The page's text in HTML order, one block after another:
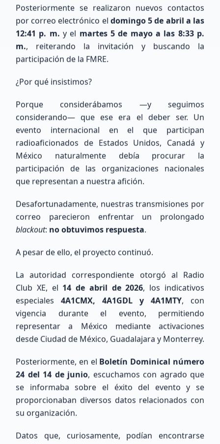
Recientes
Conoce a los entusiastas que se han unido a
nuestra red de radioaficionados a nivel nacional
e internacional.
175 miembros totales 0ubicados
175sin ubicación precisa
Ver Directorio
Mapa de Estaciones
Cargando mapa de ubicaciones...
Posteriormente se realizaron nuevos contactos
por correo electrónico el domingo 5 de abril a las
12:41 p. m. y el martes 5 de mayo a las 8:33 p.
m., reiterando la invitación y buscando la
participación de la FMRE.
¿Por qué insistimos?
Porque considerábamos —y seguimos
considerando— que ese era el deber ser. Un
evento internacional en el que participan
radioaficionados de Estados Unidos, Canadá y
México naturalmente debía procurar la
participación de las organizaciones nacionales
que representan a nuestra afición.
Desafortunadamente, nuestras transmisiones por
correo parecieron enfrentar un prolongado
blackout: no obtuvimos respuesta.
A pesar de ello, el proyecto continuó.
La autoridad correspondiente otorgó al Radio
Club XE, el 14 de abril de 2026, los indicativos
especiales 4A1CMX, 4A1GDL y 4A1MTY, con
vigencia durante el evento, permitiendo
representar a México mediante activaciones
desde Ciudad de México, Guadalajara y Monterrey.
Posteriormente, en el Boletín Dominical número
24 del 14 de junio, escuchamos con agrado que
se informaba sobre el éxito del evento y se
proporcionaban diversos datos relacionados con
su organización.
Datos que, curiosamente, podían encontrarse